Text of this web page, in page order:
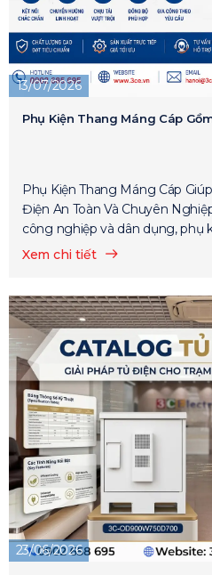
13/07/2026
Phụ Kiện Thang Máng Cáp
Phụ Kiện Thang Máng Cáp
Điện An Toàn Và Chuyên
công nghiệp và dân dụng, phụ
Xem chi tiết
23/06/2026